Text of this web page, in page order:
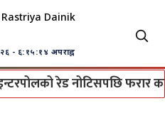
- ६:१५:१४ अपराह्न
रेड नोटिसपछि फरार